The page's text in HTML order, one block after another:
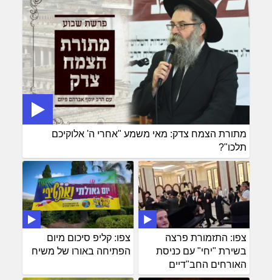
מתורת הצמח צדק: מאי משמע "אחרי ה' אלוקיכם
תלכו"?
צפו: קליפ סיכום מיום
הפתיחה באורו של משיח
צפו: התזמורת פרצה
בשירת "יחי" עם כניסת
האורחים החב"דיים